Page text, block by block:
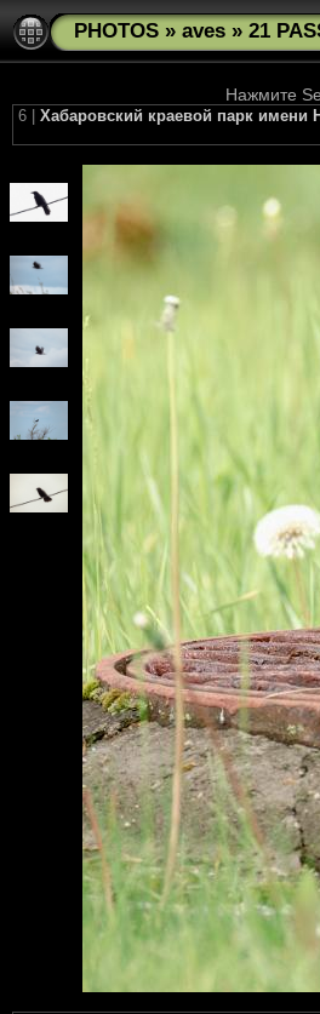
PHOTOS » aves » 21
Нажмите
6 |Хабаровский краевой парк имени